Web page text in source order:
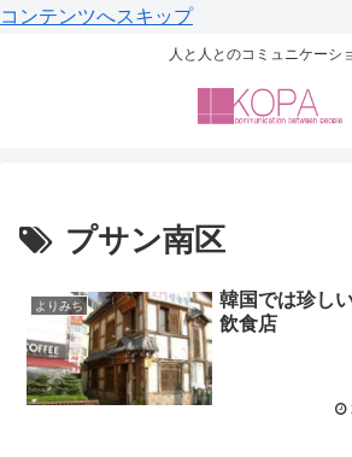
コンテンツへスキップ
人と人とのコミュニケーシ
プサン南区
よりみち
韓国では珍し
飲食店